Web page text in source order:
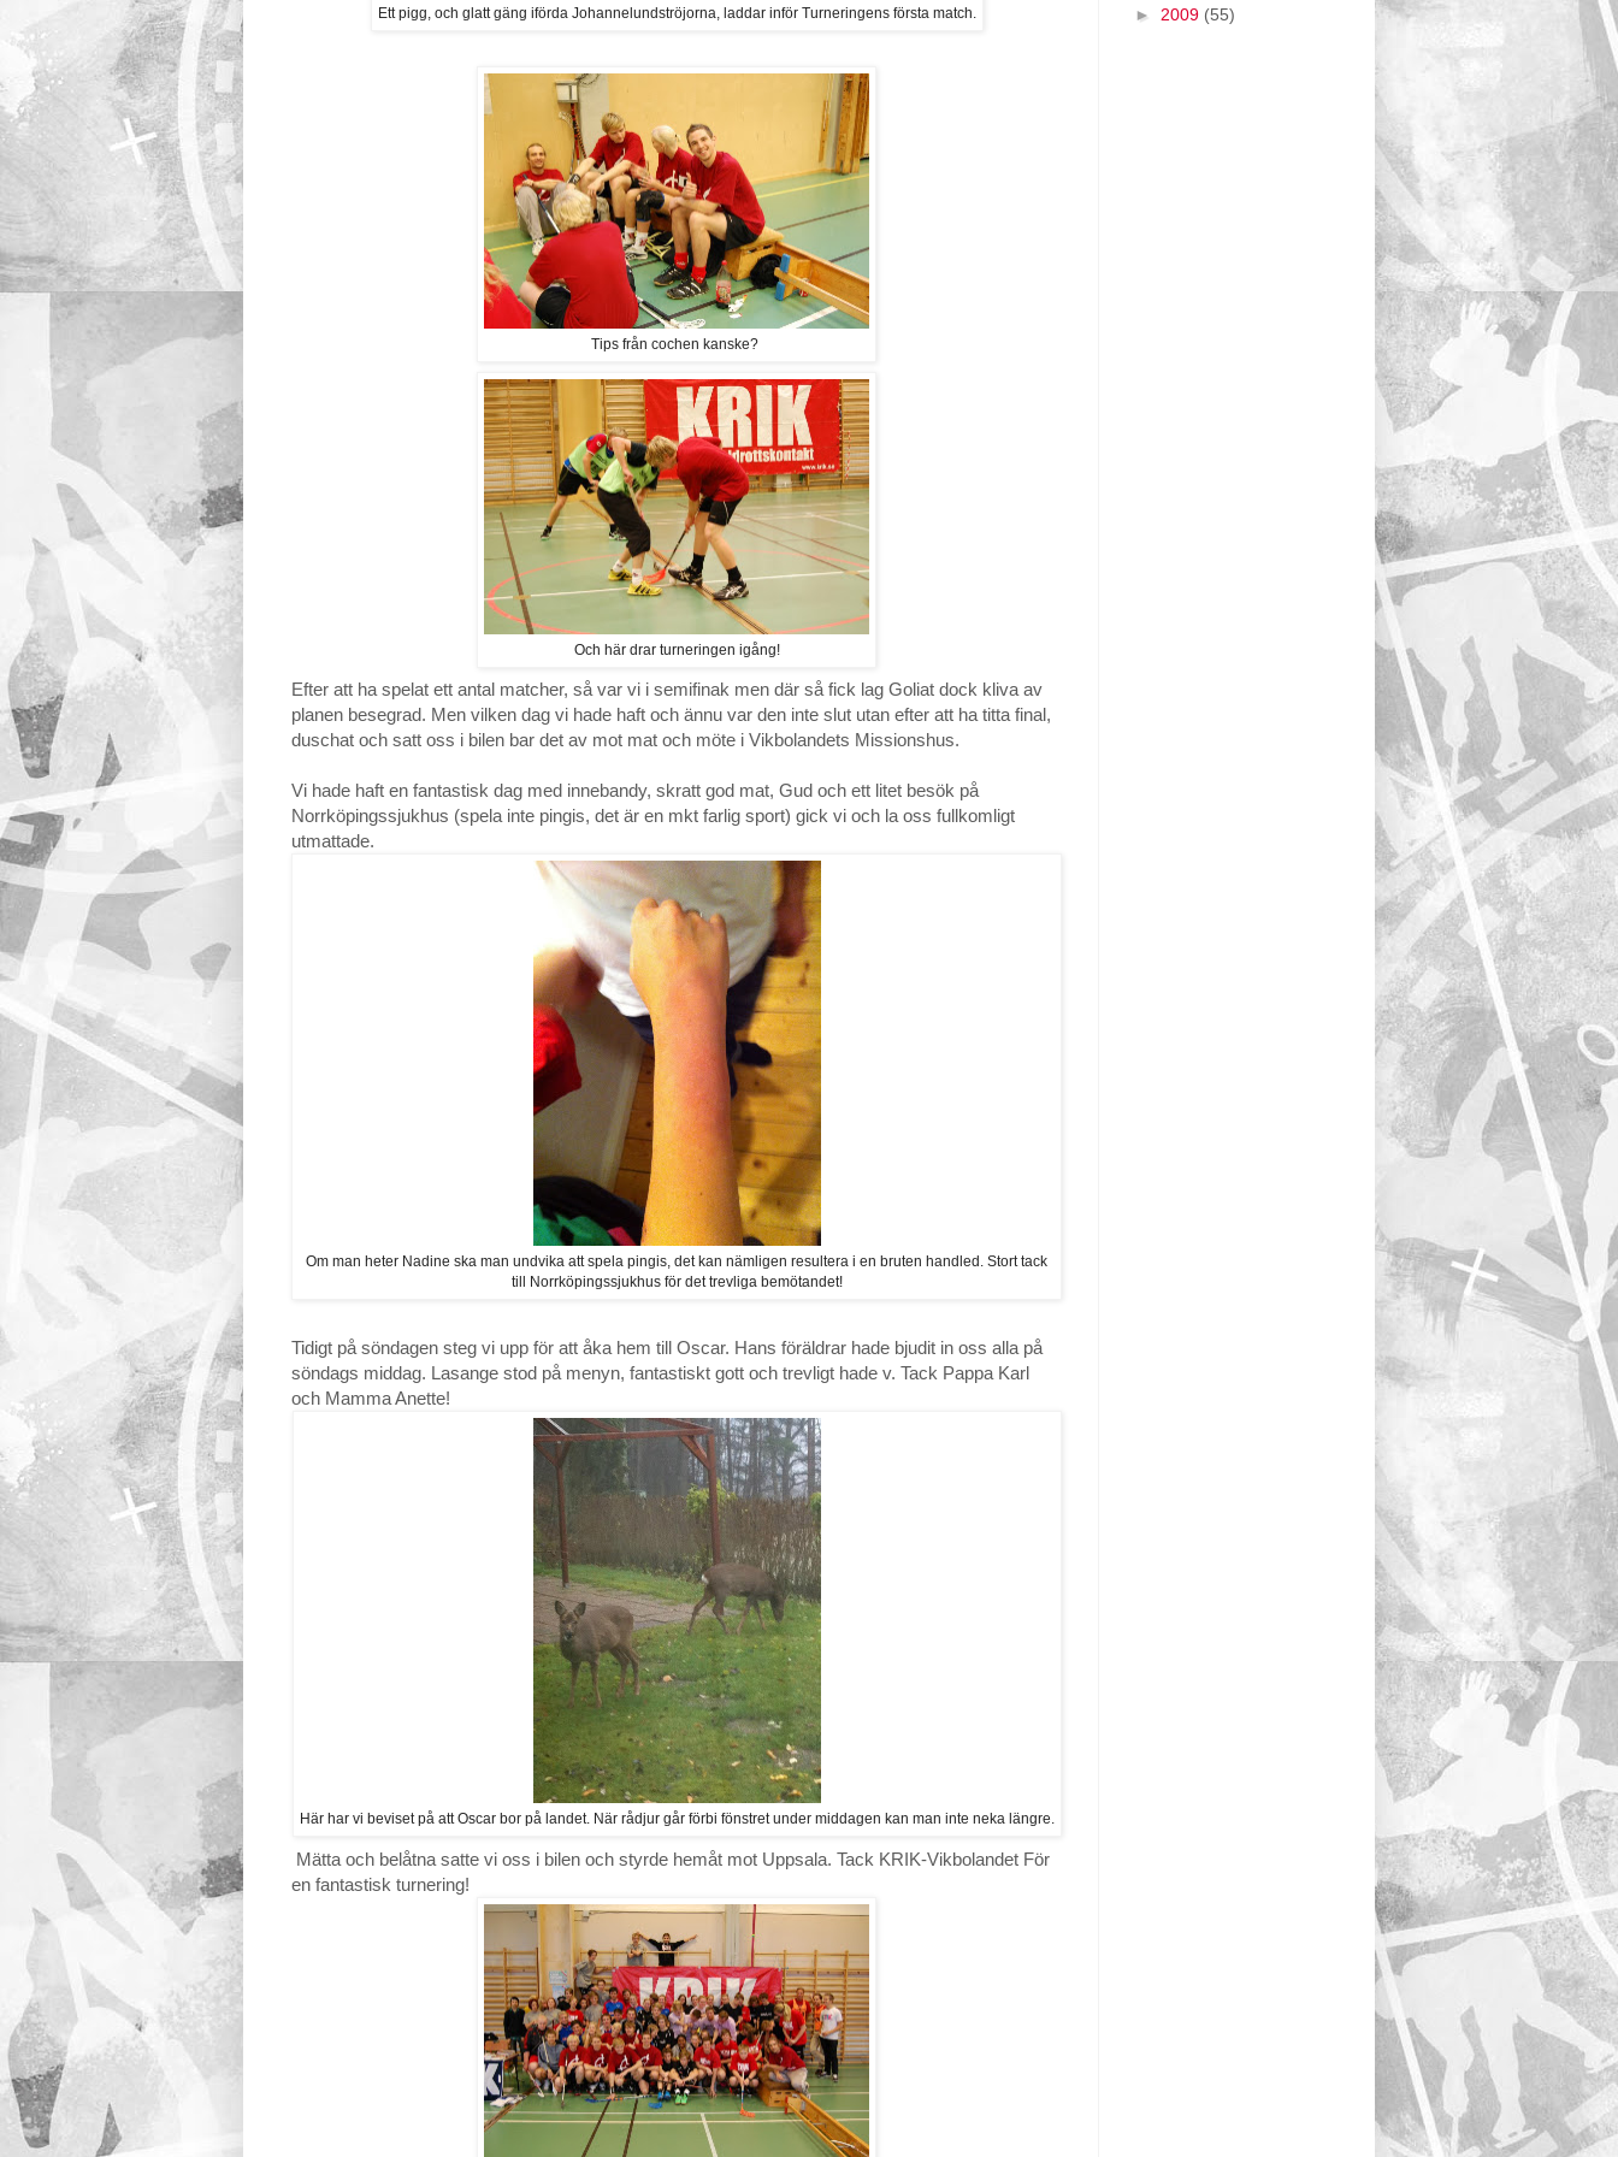
Ett pigg, och glatt gäng iförda Johannelundströjorna, laddar inför Turneringens första match.
Tips från cochen kanske?
Och här drar turneringen igång!
Efter att ha spelat ett antal matcher, så var vi i semifinak men där så fick lag Goliat dock kliva av
planen besegrad. Men vilken dag vi hade haft och ännu var den inte slut utan efter att ha titta final,
duschat och satt oss i bilen bar det av mot mat och möte i Vikbolandets Missionshus.
Vi hade haft en fantastisk dag med innebandy, skratt god mat, Gud och ett litet besök på
Norrköpingssjukhus (spela inte pingis, det är en mkt farlig sport) gick vi och la oss fullkomligt
utmattade.
Om man heter Nadine ska man undvika att spela pingis, det kan nämligen resultera i en bruten handled. Stort tack
till Norrköpingssjukhus för det trevliga bemötandet!
Tidigt på söndagen steg vi upp för att åka hem till Oscar. Hans föräldrar hade bjudit in oss alla på
söndags middag. Lasange stod på menyn, fantastiskt gott och trevligt hade v. Tack Pappa Karl
och Mamma Anette!
Här har vi beviset på att Oscar bor på landet. När rådjur går förbi fönstret under middagen kan man inte neka längre.
Mätta och belåtna satte vi oss i bilen och styrde hemåt mot Uppsala. Tack KRIK-Vikbolandet För
en fantastisk turnering!
► 2009 (55)